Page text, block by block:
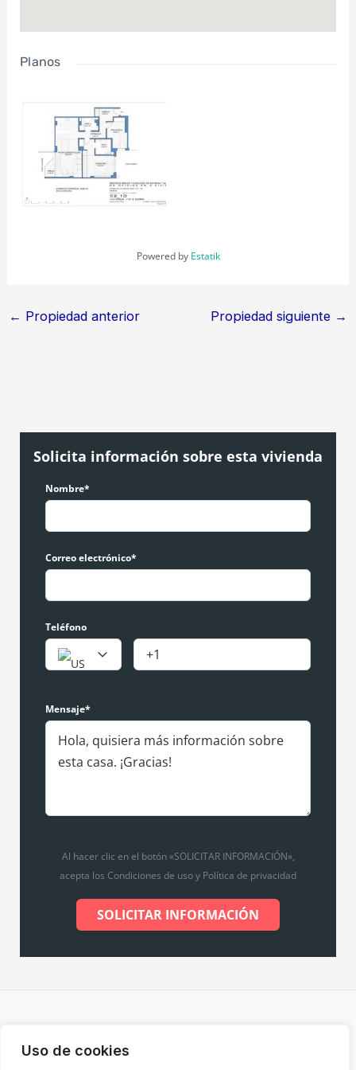
Uso de cookies
Planos
Powered by Estatik
← Propiedad anterior Propiedad siguiente →
Solicita información sobre esta vivienda
Nombre*
Correo electrónico*
Teléfono
Mensaje*
Al hacer clic en el botón «SOLICITAR INFORMACIÓN»,
acepta los Condiciones de uso y Política de privacidad
SOLICITAR INFORMACIÓN